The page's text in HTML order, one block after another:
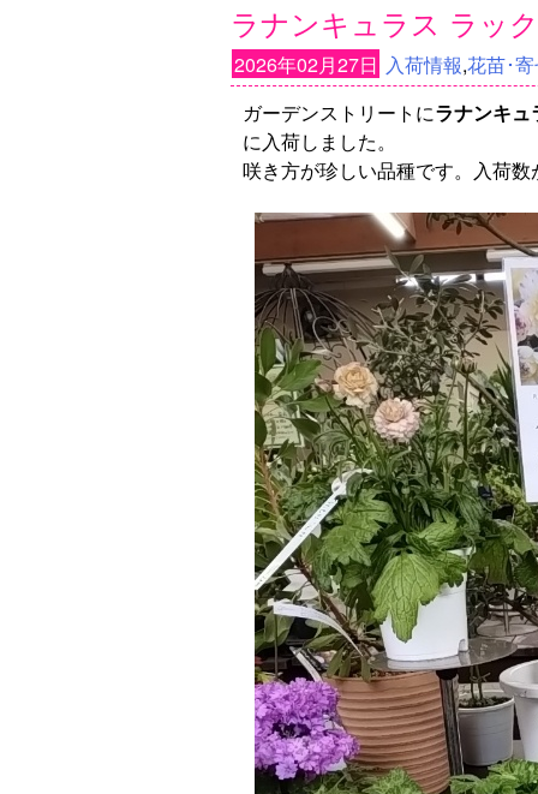
ラナンキュラス ラッ
2026年02月27日 入荷情報,花苗･
ガーデンストリートにラナンキ
に入荷しました。
咲き方が珍しい品種です。入荷